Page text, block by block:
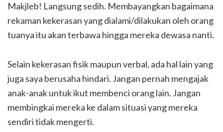
Makjleb! Langsung sedih. Membayangkan bagaimana
rekaman kekerasan yang dialami/dilakukan oleh orang
tuanya itu akan terbawa hingga mereka dewasa nanti.
Selain kekerasan fisik maupun verbal, ada hal lain yang
juga saya berusaha hindari. Jangan pernah mengajak
anak-anak untuk ikut membenci orang lain. Jangan
membingkai mereka ke dalam situasi yang mereka
sendiri tidak mengerti.